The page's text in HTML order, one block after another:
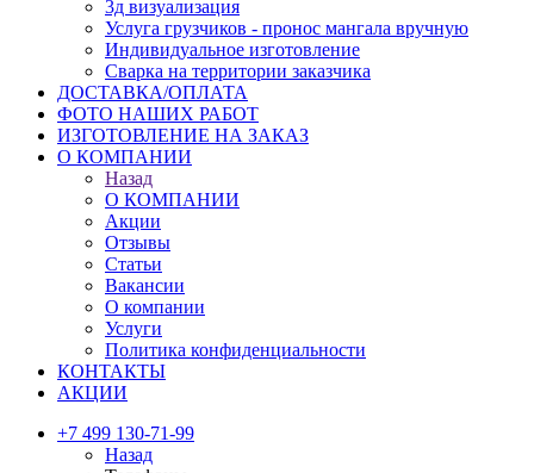
3д визуализация
Услуга грузчиков - пронос мангала вручную
Индивидуальное изготовление
Сварка на территории заказчика
ДОСТАВКА/ОПЛАТА
ФОТО НАШИХ РАБОТ
ИЗГОТОВЛЕНИЕ НА ЗАКАЗ
О КОМПАНИИ
Назад
О КОМПАНИИ
Акции
Отзывы
Статьи
Вакансии
О компании
Услуги
Политика конфиденциальности
КОНТАКТЫ
АКЦИИ
+7 499 130-71-99
Назад